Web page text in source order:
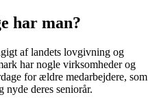
har man?
af landets lovgivning og
har nogle virksomheder og
for ældre medarbejdere, som
nyde deres seniorår.